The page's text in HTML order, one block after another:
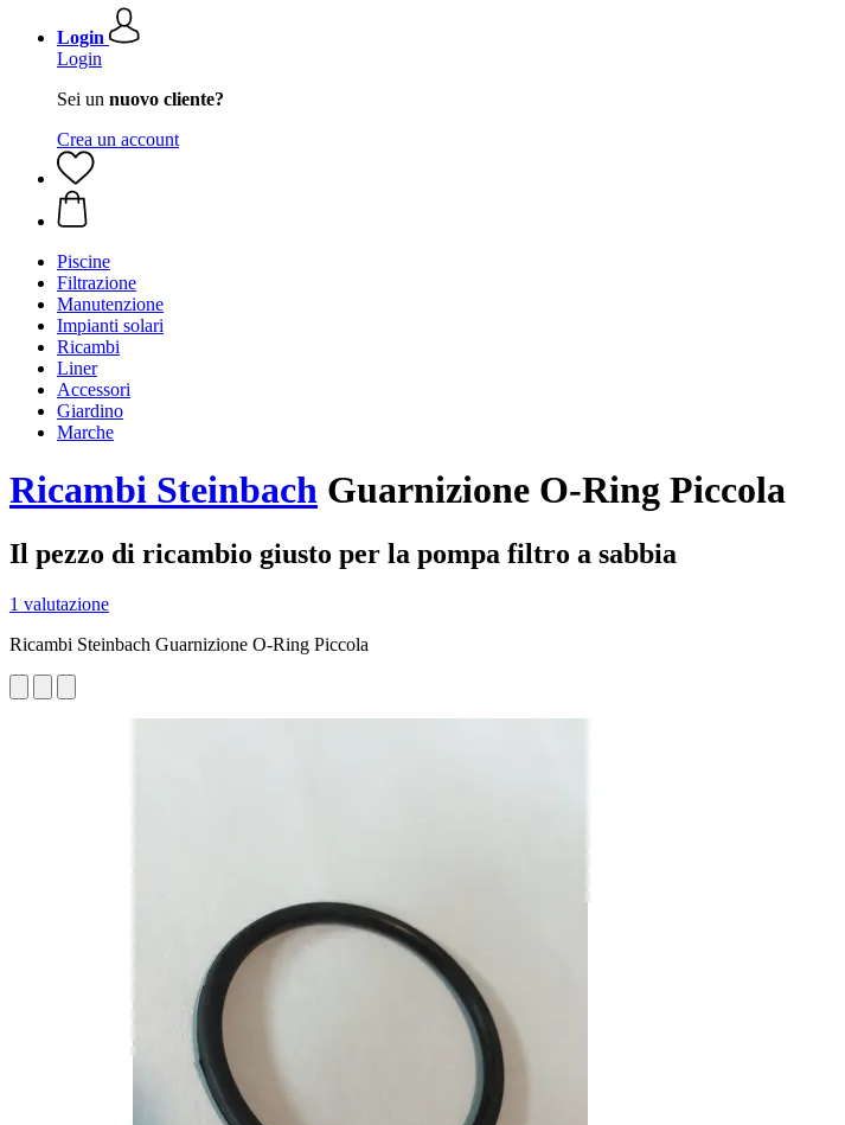
Login
Login
Sei un nuovo cliente?
Crea un account
Piscine
Filtrazione
Manutenzione
Impianti solari
Ricambi
Liner
Accessori
Giardino
Marche
Ricambi Steinbach Guarnizione O-Ring Piccola
Il pezzo di ricambio giusto per la pompa filtro a sabbia
1 valutazione
Ricambi Steinbach Guarnizione O-Ring Piccola